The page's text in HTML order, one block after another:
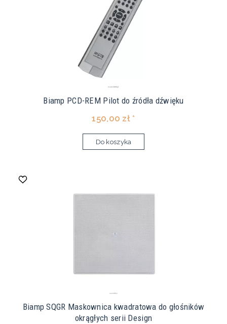
Biamp PCD-REM Pilot do źródła dźwięku
150,00 zł *
Do koszyka
Biamp SQGR Maskownica kwadratowa do głośników
okrągłych serii Design